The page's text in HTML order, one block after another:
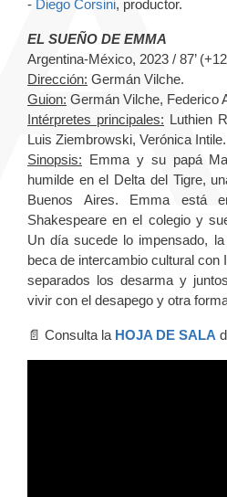
- Diego Corsini, productor.
EL SUEÑO DE EMMA
Argentina-México, 2023 / 87’
Dirección: Germán Vilche.
Guion: Germán Vilche, Federico
Intérpretes principales: Luthien
Luis Ziembrowski, Verónica Intile.
Sinopsis: Emma y su papá
humilde en el Delta del Tigre,
Buenos Aires. Emma está
Shakespeare en el colegio y
Un día sucede lo impensado,
beca de intercambio cultural con
separados los desarma y
vivir con el desapego y otra
📄 Consulta la HOJA DE SALA